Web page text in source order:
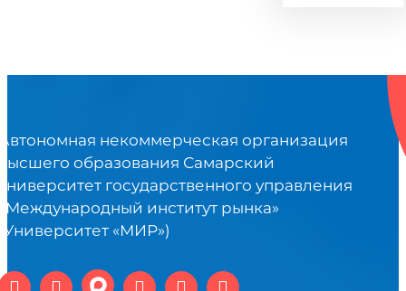
некоммерческая организация
образования Самарский
государственного управления
институт рынка»
«МИР»)